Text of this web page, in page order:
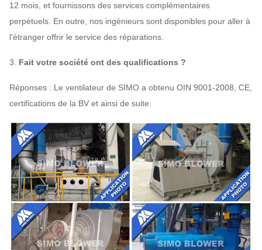
12 mois, et fournissons des services complémentaires
perpétuels. En outre, nos ingénieurs sont disponibles pour aller à
l'étranger offrir le service des réparations.
3. Fait votre société ont des qualifications ?
Réponses : Le ventilateur de SIMO a obtenu OIN 9001-2008, CE,
certifications de la BV et ainsi de suite.